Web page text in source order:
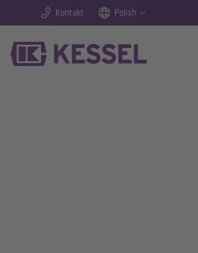
Kontakt Polish